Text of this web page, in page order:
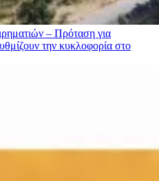
– Πρόταση για
την κυκλοφορία στο